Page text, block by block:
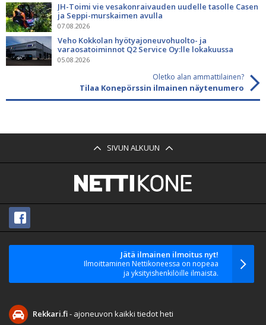
JH-Toimi vie vesakonraivauden uudelle tasolle Casen
ja Seppi-murskaimen avulla
07.08.2026
Veho Kokkolan hyötyajoneuvohuolto- ja
varaosatoiminnot Q2 Service Oy:lle lokakuussa
05.08.2026
Oletko alan ammattilainen?
Tilaa Konepörssin ilmainen näytenumero
SIVUN ALKUUN
Jätä ilmainen ilmoitus nyt!
Ilmoittaminen Nettikoneessa on nopeaa
ja yksityishenkilöille ilmaista.
Rekkari.fi- ajoneuvon kaikki tiedot heti